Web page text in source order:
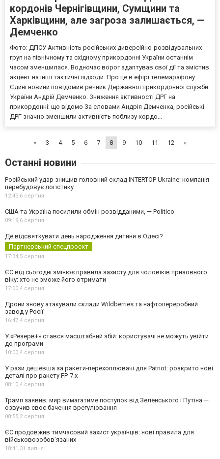
кордонів Чернігівщини, Сумщини та
Харківщини, але загроза залишається, —
Демченко
Фото: ДПСУ Активність російських диверсійно-розвідувальних
груп на північному та східному прикордонні України останнім
часом зменшилася. Водночас ворог адаптував свої дії та змістив
акцент на інші тактичні підходи. Про це в ефірі телемарафону
Єдині новини повідомив речник Державної прикордонної служби
України Андрій Демченко. Зниження активності ДРГ на
прикордонні: що відомо За словами Андрія Демченка, російські
ДРГ значно зменшили активність поблизу кордо...
« 3 4 5 6 7 8 9 10 11 12 »
Останні новини
Російський удар знищив головний склад INTERTOP Ukraine: компанія
перебудовує логістику
12:43,6 серпня
США та Україна посилили обмін розвідданими, — Politico
09:19,6 серпня
Де відсвяткувати день народження дитини в Одесі?
Партнерський спецпроєкт
17:34,5 серпня
ЄС від сьогодні змінює правила захисту для чоловіків призовного
віку: хто не зможе його отримати
17:00,4 серпня
Дрони знову атакували склади Wildberries та нафтопереробний
завод у Росії
16:47,4 серпня
У «Резерв+» стався масштабний збій: користувачі не можуть увійти
до програми
10:00,4 серпня
У рази дешевша за ракети-перехоплювачі для Patriot: розкрито нові
деталі про ракету FP-7.x
08:10,4 серпня
Трамп заявив: мир вимагатиме поступок від Зеленського і Путіна —
озвучив своє бачення врегулювання
08:55,2 серпня
ЄС продовжив тимчасовий захист українців: нові правила для
військовозобов’язаних
18:41,31 липня